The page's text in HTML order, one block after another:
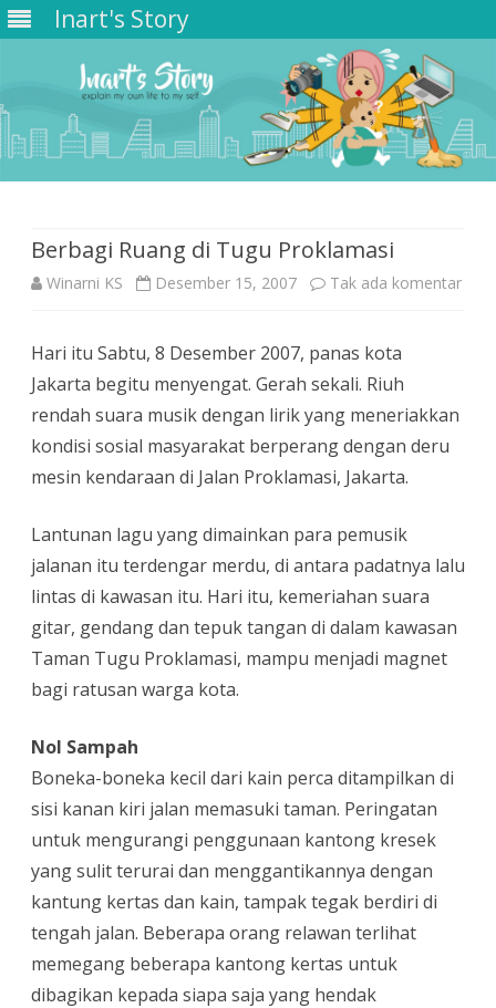
Inart's Story
Berbagi Ruang di Tugu Proklamasi
Winarni KS Desember 15, 2007 Tak ada komentarpada
Hari itu Sabtu, 8 Desember 2007, panas kota
Jakarta begitu menyengat. Gerah sekali. Riuh
rendah suara musik dengan lirik yang meneriakkan
kondisi sosial masyarakat berperang dengan deru
mesin kendaraan di Jalan Proklamasi, Jakarta.
Lantunan lagu yang dimainkan para pemusik
jalanan itu terdengar merdu, di antara padatnya lalu
lintas di kawasan itu. Hari itu, kemeriahan suara
gitar, gendang dan tepuk tangan di dalam kawasan
Taman Tugu Proklamasi, mampu menjadi magnet
bagi ratusan warga kota.
Nol Sampah
Boneka-boneka kecil dari kain perca ditampilkan di
sisi kanan kiri jalan memasuki taman. Peringatan
untuk mengurangi penggunaan kantong kresek
yang sulit terurai dan menggantikannya dengan
kantung kertas dan kain, tampak tegak berdiri di
tengah jalan. Beberapa orang relawan terlihat
memegang beberapa kantong kertas untuk
dibagikan kepada siapa saja yang hendak